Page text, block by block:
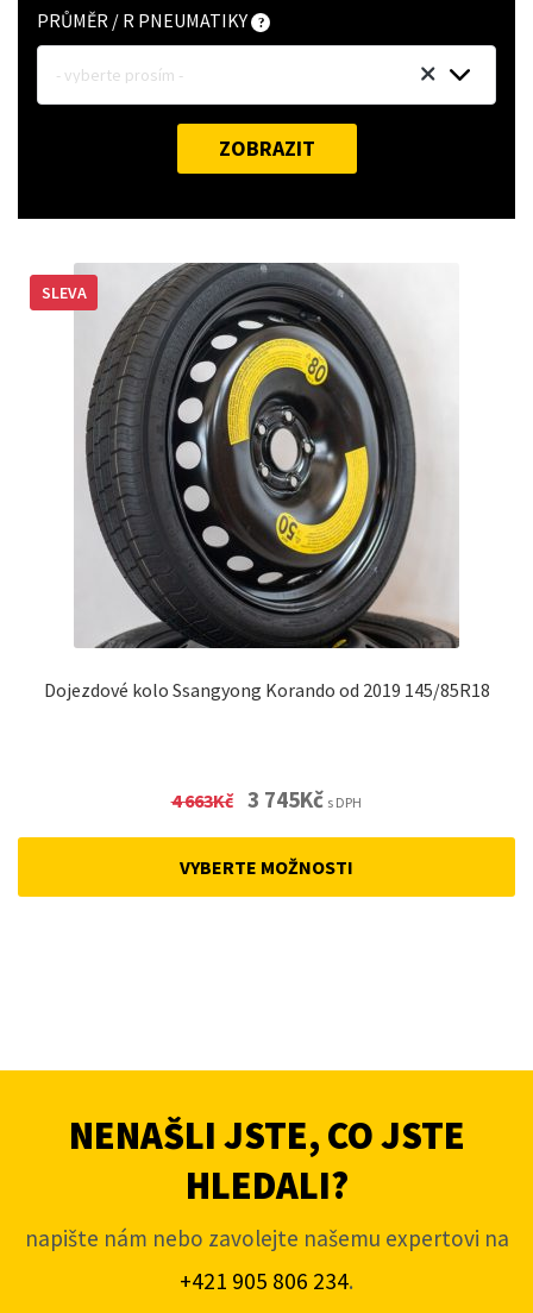
PRŮMĚR / R PNEUMATIKY
- vyberte prosím -
ZOBRAZIT
Dojezdové kolo Ssangyong Korando od 2019 145/85R18
SLEVA
4 663Kč Original
3 745KčCurrent
s DPH
VYBERTE MOŽNOSTI
NENAŠLI JSTE, CO JSTE
HLEDALI?
napište nám nebo zavolejte našemu expertovi na
+421 905 806 234.